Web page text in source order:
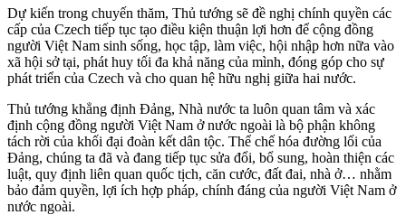
Dự kiến trong chuyến thăm, Thủ tướng sẽ đề nghị chính quyền các
cấp của Czech tiếp tục tạo điều kiện thuận lợi hơn để cộng đồng
người Việt Nam sinh sống, học tập, làm việc, hội nhập hơn nữa vào
xã hội sở tại, phát huy tối đa khả năng của mình, đóng góp cho sự
phát triển của Czech và cho quan hệ hữu nghị giữa hai nước.
Thủ tướng khẳng định Đảng, Nhà nước ta luôn quan tâm và xác
định cộng đồng người Việt Nam ở nước ngoài là bộ phận không
tách rời của khối đại đoàn kết dân tộc. Thể chế hóa đường lối của
Đảng, chúng ta đã và đang tiếp tục sửa đổi, bổ sung, hoàn thiện các
luật, quy định liên quan quốc tịch, căn cước, đất đai, nhà ở… nhằm
bảo đảm quyền, lợi ích hợp pháp, chính đáng của người Việt Nam ở
nước ngoài.